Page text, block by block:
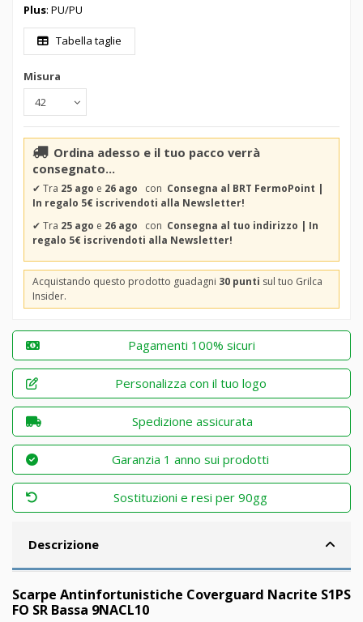
Plus: PU/PU
Tabella taglie
Misura
Ordina adesso e il tuo pacco verrà
consegnato...
✔ Tra 25 ago e 26 ago con Consegna al BRT FermoPoint |
In regalo 5€ iscrivendoti alla Newsletter!
✔ Tra 25 ago e 26 ago con Consegna al tuo indirizzo | In
regalo 5€ iscrivendoti alla Newsletter!
Acquistando questo prodotto guadagni 30 punti sul tuo Grilca
Insider.
Pagamenti 100% sicuri
Personalizza con il tuo logo
Spedizione assicurata
Garanzia 1 anno sui prodotti
Sostituzioni e resi per 90gg
Descrizione
Scarpe Antinfortunistiche Coverguard Nacrite S1PS
FO SR Bassa 9NACL10